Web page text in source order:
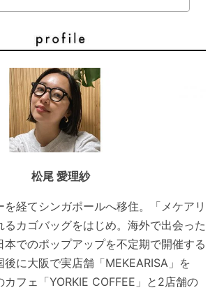
松尾 愛理紗
経てシンガポールへ移住。「メケアリ
るカゴバッグをはじめ。海外で出会った
本でのポップアップを不定期で開催する
後に大阪で実店舗「MEKEARISA」を
フェ「YORKIE COFFEE」と2店舗の